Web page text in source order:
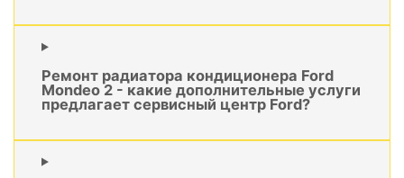
Ремонт радиатора кондиционера Ford
Mondeo 2 - какие дополнительные услуги
предлагает сервисный центр Ford?